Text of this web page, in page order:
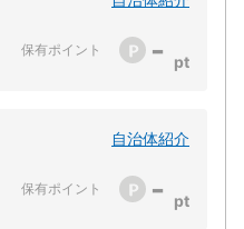
保有ポイント -
自治体紹介
保有ポイント -